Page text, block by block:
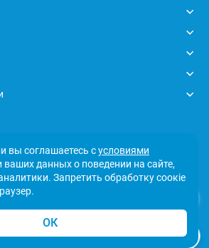
поведения
персональных данных
сайт. Все права защищены.
вы соглашаетесь сусловиями
ваших данных о поведении на сайте,
Запретить обработку соокіе
ОК